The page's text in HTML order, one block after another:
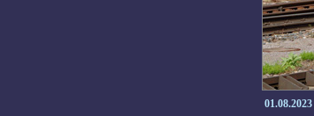
01.08.2023